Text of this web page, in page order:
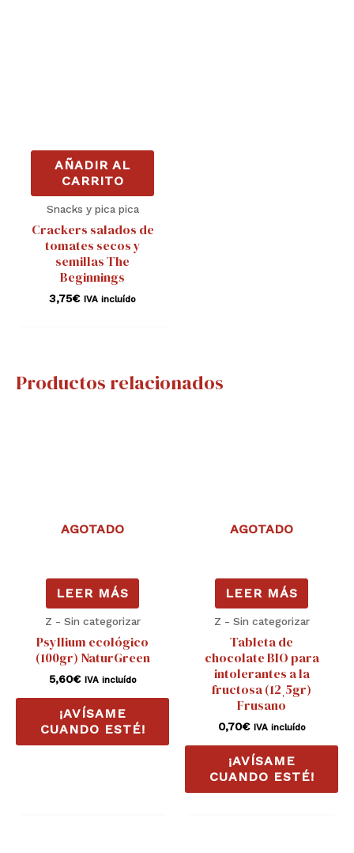
AÑADIR AL
CARRITO
Snacks y pica pica
Crackers salados de
tomates secos y
semillas The
Beginnings
3,75€ IVA incluído
Productos relacionados
AGOTADO
LEER MÁS
Z - Sin categorizar
Psyllium ecológico
(100gr) NaturGreen
5,60€ IVA incluído
¡AVÍSAME
CUANDO ESTÉ!
AGOTADO
LEER MÁS
Z - Sin categorizar
Tableta de
chocolate BIO para
intolerantes a la
fructosa (12ˌ5gr)
Frusano
0,70€ IVA incluído
¡AVÍSAME
CUANDO ESTÉ!